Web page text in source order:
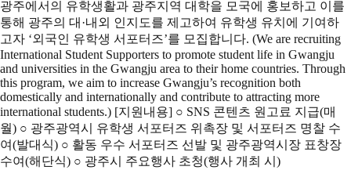
광주에서의 유학생활과 광주지역 대학을 모국에 홍보하고 이를
통해 광주의 대·내외 인지도를 제고하여 유학생 유치에 기여하
고자 ‘외국인 유학생 서포터즈’를 모집합니다. (We are recruiting
International Student Supporters to promote student life in Gwangju
and universities in the Gwangju area to their home countries. Through
this program, we aim to increase Gwangju’s recognition both
domestically and internationally and contribute to attracting more
international students.) [지원내용] ○ SNS 콘텐츠 원고료 지급(매
월) ○ 광주광역시 유학생 서포터즈 위촉장 및 서포터즈 명찰 수
여(발대식) ○ 활동 우수 서포터즈 선발 및 광주광역시장 표창장
수여(해단식) ○ 광주시 주요행사 초청(행사 개최 시)